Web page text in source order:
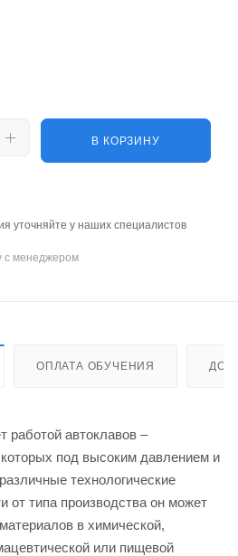
В КОРЗИНУ
уточняйте у наших специалистов
с менеджером
ОПЛАТА ОБУЧЕНИЯ
работой автоклавов –
под высоким давлением и
технологические
от типа производства он может
в химической,
или пищевой